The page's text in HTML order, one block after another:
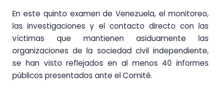
En este quinto examen de Venezuela, el monitoreo,
las investigaciones y el contacto directo con las
víctimas que mantienen asiduamente las
organizaciones de la sociedad civil independiente,
se han visto reflejados en al menos 40 informes
públicos presentados ante el Comité.